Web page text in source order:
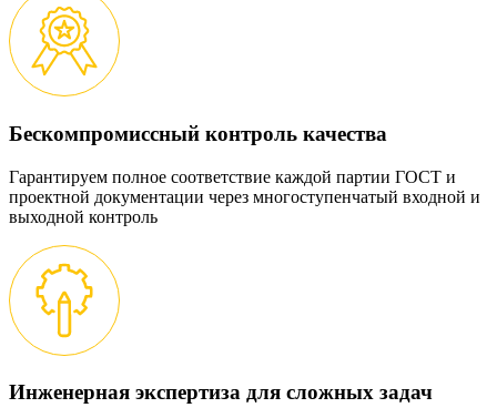
Бескомпромиссный контроль качества
Гарантируем полное соответствие каждой партии ГОСТ и
проектной документации через многоступенчатый входной и
выходной контроль
Инженерная экспертиза для сложных задач